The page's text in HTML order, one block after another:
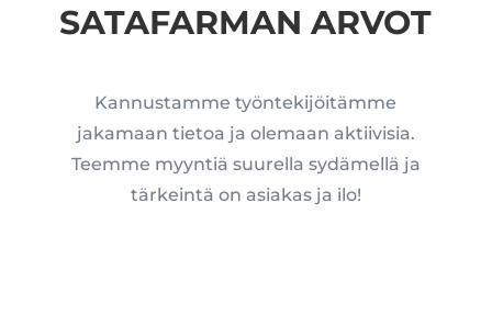
SATAFARMAN ARVOT
Kannustamme työntekijöitämme
jakamaan tietoa ja olemaan aktiivisia.
Teemme myyntiä suurella sydämellä ja
tärkeintä on asiakas ja ilo!